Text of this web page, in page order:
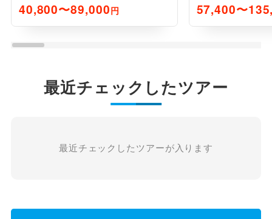
40,800〜89,000円 57,400〜
最近チェックしたツアー
最近チェックしたツアーが入ります